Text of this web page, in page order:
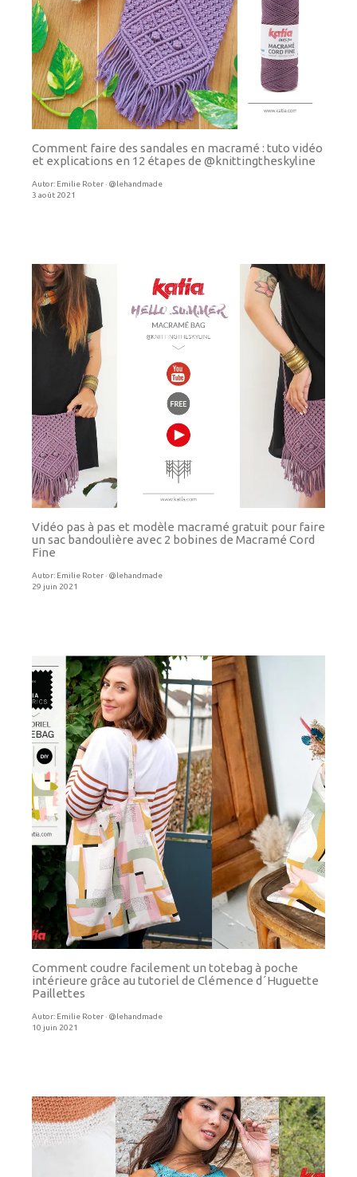
Comment faire des sandales en macramé : tuto vidéo
et explications en 12 étapes de @knittingtheskyline
Autor: Emilie Roter · @lehandmade
3 août 2021
Vidéo pas à pas et modèle macramé gratuit pour faire
un sac bandoulière avec 2 bobines de Macramé Cord
Fine
Autor: Emilie Roter · @lehandmade
29 juin 2021
Comment coudre facilement un totebag à poche
intérieure grâce au tutoriel de Clémence d´Huguette
Paillettes
Autor: Emilie Roter · @lehandmade
10 juin 2021